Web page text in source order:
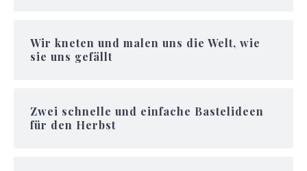
Wir kneten und malen uns die Welt, wie
sie uns gefällt
Zwei schnelle und einfache Bastelideen
für den Herbst